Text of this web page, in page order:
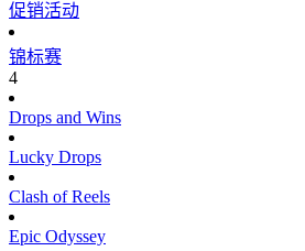
促销活动
锦标赛
4
Drops and Wins
Lucky Drops
Clash of Reels
Epic Odyssey